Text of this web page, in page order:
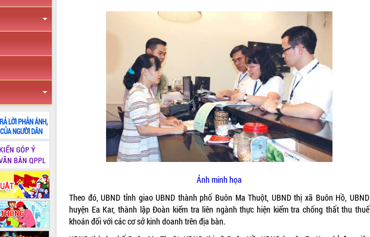
Ảnh minh họa
Theo đó, UBND tỉnh giao UBND thành phố Buôn Ma Thuột, UBND thị xã Buôn Hồ, UBND
huyện Ea Kar, thành lập Đoàn kiểm tra liên ngành thực hiện kiểm tra chống thất thu thuế
khoán đối với các cơ sở kinh doanh trên địa bàn.